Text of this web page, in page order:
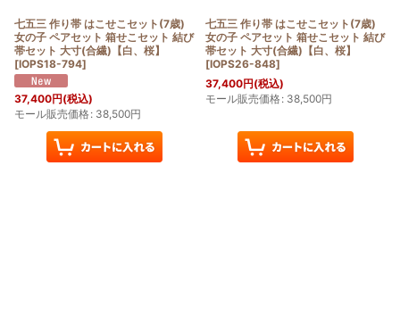
七五三 作り帯 はこせこセット(7歳)
女の子 ペアセット 箱せこセット 結び
帯セット 大寸(合繊)【白、桜】
[IOPS18-794]
37,400円(税込)
モール販売価格: 38,500円
七五三 作り帯 はこせこセット(7歳)
女の子 ペアセット 箱せこセット 結び
帯セット 大寸(合繊)【白、桜】
[IOPS26-848]
37,400円(税込)
モール販売価格: 38,500円